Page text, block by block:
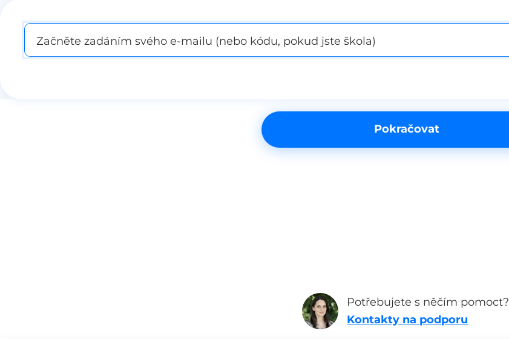
Začněte zadáním svého e-mailu (nebo kódu, pokud jste škola)
Pokračovat
Potřebujete s něčím pomoct?
Kontakty na podporu